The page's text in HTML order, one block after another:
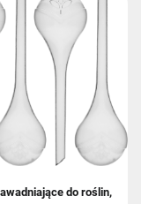
do roślin,